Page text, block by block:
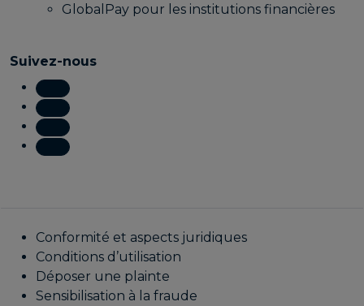
GlobalPay pour les institutions financières
Suivez-nous
Conformité et aspects juridiques
Conditions d’utilisation
Déposer une plainte
Sensibilisation à la fraude